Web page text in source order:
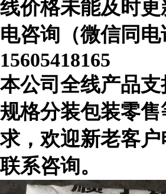
线价格未能及时
电咨询（微信同电
15605418165
本公司全线产品
规格分装包装零
求，欢迎新老客
联系咨询。